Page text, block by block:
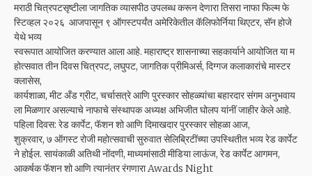
मराठी चित्रपटसृष्टीला जागतिक व्यासपीठ उपलब्ध करून देणारा तिसरा नाफा फिल्म फे
स्टिव्हल २०२६ आजपासून ९ ऑगस्टपर्यंत अमेरिकेतील कॅलिफोर्निया थिएटर, सॅन होजे
येथे भव्य
स्वरूपात आयोजित करण्यात आला आहे. महाराष्ट्र शासनाच्या सहकार्याने आयोजित या म
होत्सवात तीन दिवस चित्रपट, लघुपट, जागतिक प्रीमिअर्स, दिग्गज कलाकारांचे मास्टर
क्लासेस,
कार्यशाळा, मीट अँड ग्रीट, चर्चासत्रे आणि पुरस्कार सोहळ्यांचा बहारदार संगम अनुभवाय
ला मिळणार असल्याचे नाफाचे संस्थापक अध्यक्ष अभिजीत घोलप यांनीं जाहीर केले आहे.
पहिला दिवस: रेड कार्पेट, फॅशन शो आणि दिमाखदार पुरस्कार सोहळा आज,
शुक्रवार, ७ ऑगस्ट रोजी महोत्सवाची सुरुवात सेलिब्रिटींच्या उपस्थितीत भव्य रेड कार्पेट
ने होईल. सायंकाळी अतिथी नोंदणी, माध्यमांसाठी मीडिया लाऊंज, रेड कार्पेट आगमन,
आकर्षक फॅशन शो आणि त्यानंतर रंगणारा Awards Night